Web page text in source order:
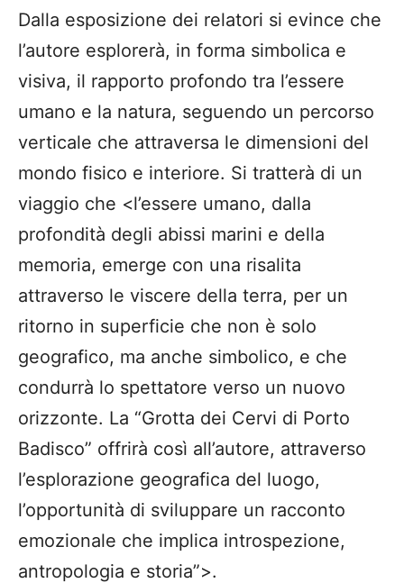
Dalla esposizione dei relatori si evince che
l’autore esplorerà, in forma simbolica e
visiva, il rapporto profondo tra l’essere
umano e la natura, seguendo un percorso
verticale che attraversa le dimensioni del
mondo fisico e interiore. Si tratterà di un
viaggio che <l’essere umano, dalla
profondità degli abissi marini e della
memoria, emerge con una risalita
attraverso le viscere della terra, per un
ritorno in superficie che non è solo
geografico, ma anche simbolico, e che
condurrà lo spettatore verso un nuovo
orizzonte. La “Grotta dei Cervi di Porto
Badisco” offrirà così all’autore, attraverso
l’esplorazione geografica del luogo,
l’opportunità di sviluppare un racconto
emozionale che implica introspezione,
antropologia e storia”>.